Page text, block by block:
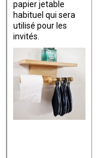
papier jetable
habituel qui sera
utilisé pour les
invités.